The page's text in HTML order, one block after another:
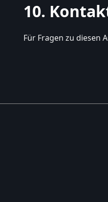
10.
Für Fragen zu diesen